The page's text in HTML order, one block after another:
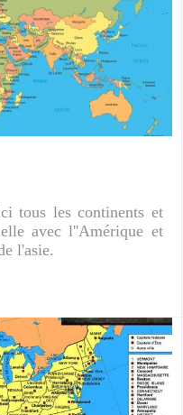
tous les continents et
avec l''Amérique et
l'asie.